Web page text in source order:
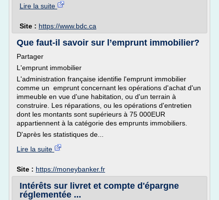
Lire la suite
Site : https://www.bdc.ca
Que faut-il savoir sur l’emprunt immobilier?
Partager
L'emprunt immobilier
L'administration française identifie l'emprunt immobilier
comme un emprunt concernant les opérations d'achat d'un
immeuble en vue d'une habitation, ou d'un terrain à
construire. Les réparations, ou les opérations d'entretien
dont les montants sont supérieurs à 75 000EUR
appartiennent à la catégorie des emprunts immobiliers.
D'après les statistiques de...
Lire la suite
Site : https://moneybanker.fr
Intérêts sur livret et compte d'épargne
réglementée ...